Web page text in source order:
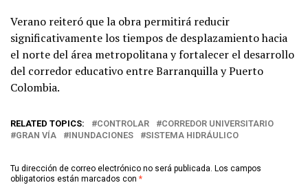
Verano reiteró que la obra permitirá reducir
significativamente los tiempos de desplazamiento hacia
el norte del área metropolitana y fortalecer el desarrollo
del corredor educativo entre Barranquilla y Puerto
Colombia.
RELATED TOPICS: CONTROLAR
CORREDOR UNIVERSITARIO
GRAN VÍA
INUNDACIONES SISTEMA HIDRÁULICO
Tu dirección de correo electrónico no será publicada. Los campos
obligatorios están marcados con *